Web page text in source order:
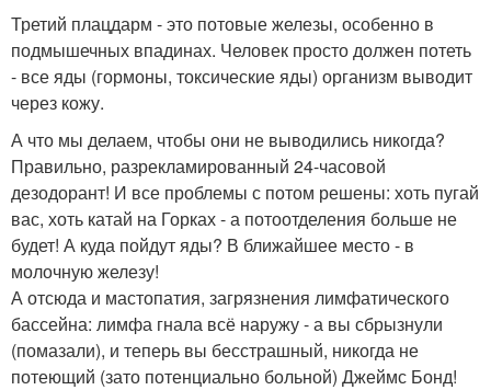
Третий плацдарм - это потовые железы, особенно в
подмышечных впадинах. Человек просто должен потеть
- все яды (гормоны, токсические яды) организм выводит
через кожу.
А что мы делаем, чтобы они не выводились никогда?
Правильно, разрекламированный 24-часовой
дезодорант! И все проблемы с потом решены: хоть пугай
вас, хоть катай на Горках - а потоотделения больше не
будет! А куда пойдут яды? В ближайшее место - в
молочную железу!
А отсюда и мастопатия, загрязнения лимфатического
бассейна: лимфа гнала всё наружу - а вы сбрызнули
(помазали), и теперь вы бесстрашный, никогда не
потеющий (зато потенциально больной) Джеймс Бонд!